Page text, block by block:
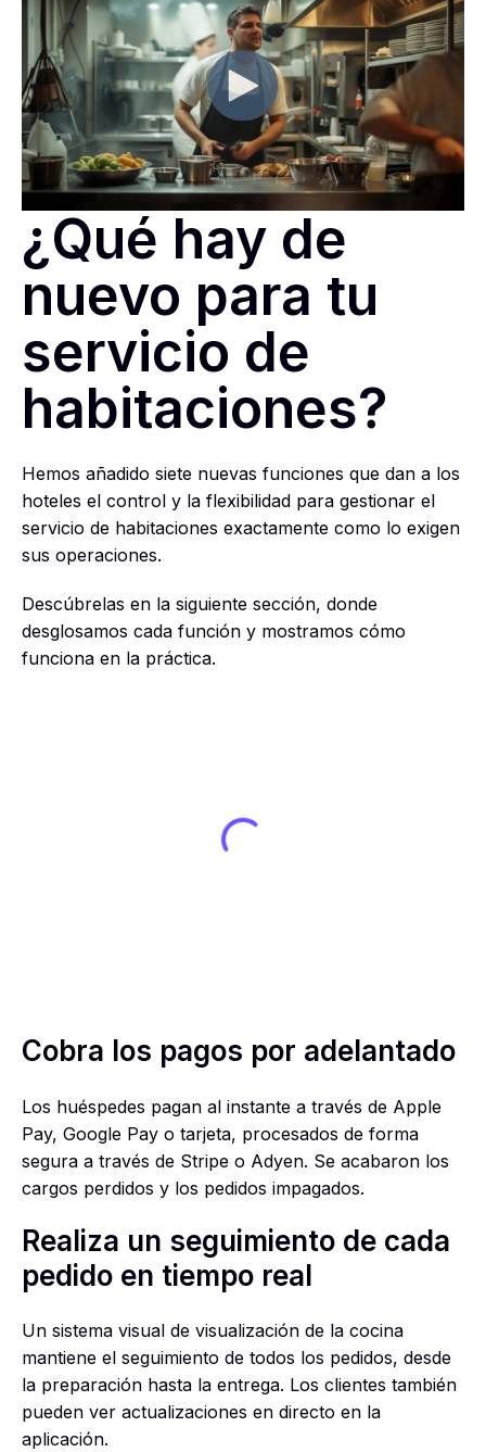
¿Qué hay de
nuevo para tu
servicio de
habitaciones?
Hemos añadido siete nuevas funciones que dan a los
hoteles el control y la flexibilidad para gestionar el
servicio de habitaciones exactamente como lo exigen
sus operaciones.
Descúbrelas en la siguiente sección, donde
desglosamos cada función y mostramos cómo
funciona en la práctica.
Cobra los pagos por adelantado
Los huéspedes pagan al instante a través de Apple
Pay, Google Pay o tarjeta, procesados de forma
segura a través de Stripe o Adyen. Se acabaron los
cargos perdidos y los pedidos impagados.
Realiza un seguimiento de cada
pedido en tiempo real
Un sistema visual de visualización de la cocina
mantiene el seguimiento de todos los pedidos, desde
la preparación hasta la entrega. Los clientes también
pueden ver actualizaciones en directo en la
aplicación.